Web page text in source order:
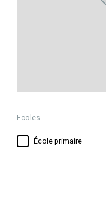
Ecoles
École primaire